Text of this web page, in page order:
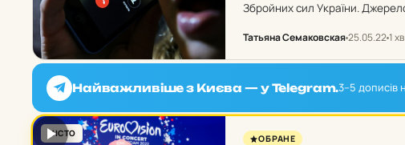
Збройних сил України.
Татьяна Семаковская25.05.221 хв
Найважливіше з Києва — у Telegram.3–5 дописів
МІСТО ОБРАНЕ